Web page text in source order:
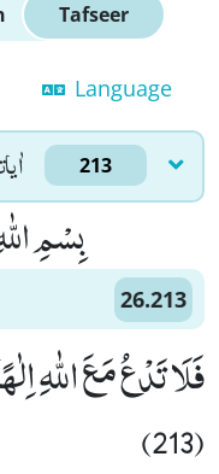
Tafseer
Language
213
بِسْمِ
26.213
فَلَا تَدْعُ مَعَ اللّٰهِ
(213)